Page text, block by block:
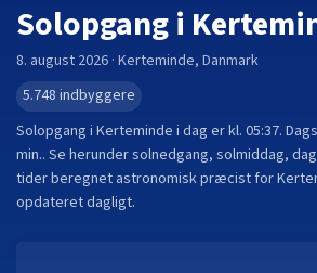
Solopgang i
8. august 2026 · Kerteminde, Danmark
5.748 indbyggere
Solopgang i Kerteminde i dag er kl. 05:37.
min.. Se herunder solnedgang, solmiddag,
tider beregnet astronomisk præcist for
opdateret dagligt.